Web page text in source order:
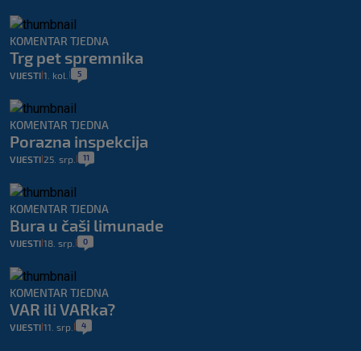
KOMENTAR TJEDNA
Trg pet spremnika
VIJESTI 1. kol. 5
KOMENTAR TJEDNA
Porazna inspekcija
VIJESTI 25. srp. 11
KOMENTAR TJEDNA
Bura u čaši limunade
VIJESTI 18. srp. 0
KOMENTAR TJEDNA
VAR ili VARka?
VIJESTI 11. srp. 4